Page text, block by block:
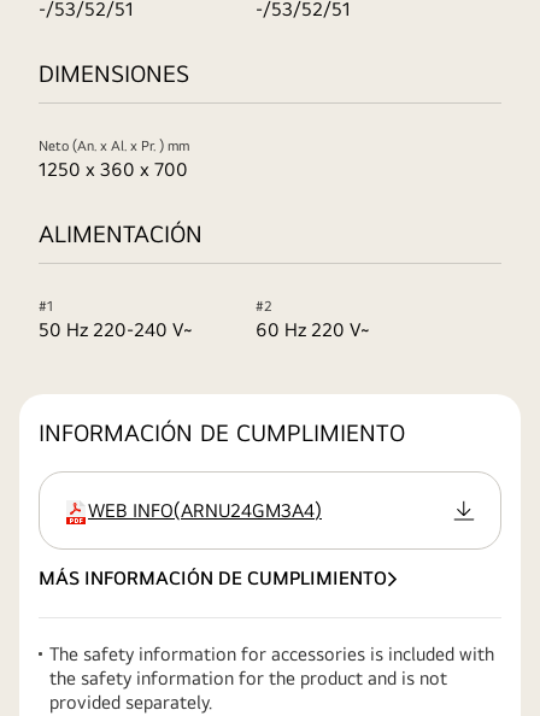
-/53/52/51 -/53/52/51
DIMENSIONES
Neto (An. x Al. x Pr. ) mm
1250 x 360 x 700
ALIMENTACIÓN
#1
50 Hz 220-240 V~
#2
60 Hz 220 V~
INFORMACIÓN DE CUMPLIMIENTO
extensión:pdf
WEB INFO(ARNU24GM3A4)
MÁS INFORMACIÓN DE CUMPLIMIENTO
The safety information for accessories is included with
the safety information for the product and is not
provided separately.